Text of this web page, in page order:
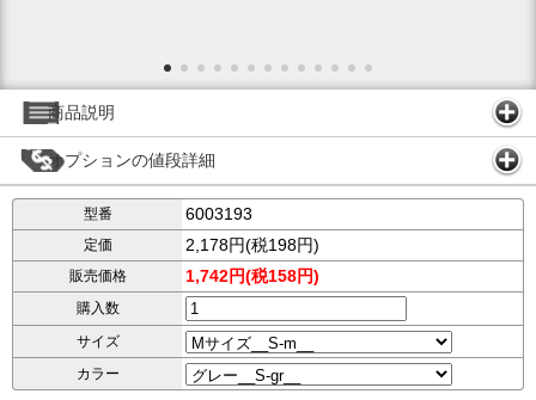
商品説明
オプションの値段詳細
型番 6003193
定価 2,178円(税198円)
販売価格 1,742円(税158円)
購入数
サイズ
カラー